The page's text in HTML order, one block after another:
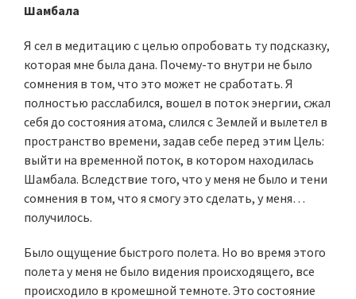
Шамбала
Я сел в медитацию с целью опробовать ту подсказку,
которая мне была дана. Почему-то внутри не было
сомнения в том, что это может не сработать. Я
полностью расслабился, вошел в поток энергии, сжал
себя до состояния атома, слился с Землей и вылетел в
пространство времени, задав себе перед этим Цель:
выйти на временной поток, в котором находилась
Шамбала. Вследствие того, что у меня не было и тени
сомнения в том, что я смогу это сделать, у меня…
получилось.
Было ощущение быстрого полета. Но во время этого
полета у меня не было видения происходящего, все
происходило в кромешной темноте. Это состояние